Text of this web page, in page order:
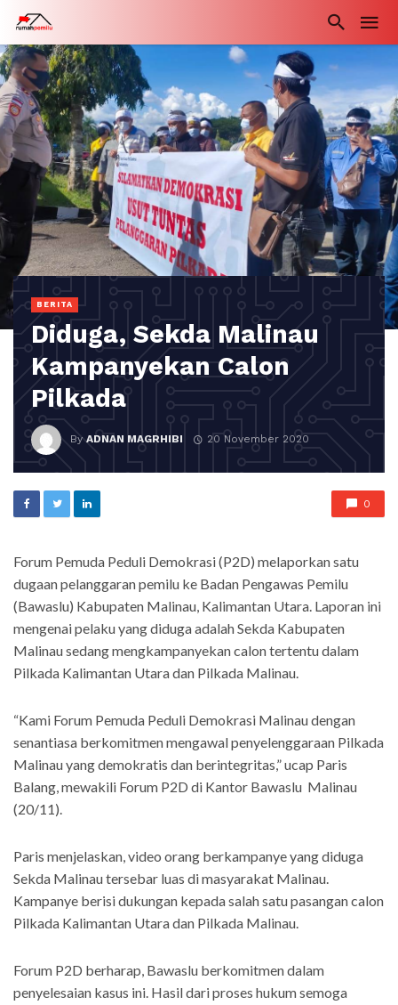
BERITA
Diduga, Sekda Malinau
Kampanyekan Calon
Pilkada
ByADNAN MAGRHIBI 20 November 2020
0
Forum Pemuda Peduli Demokrasi (P2D) melaporkan satu
dugaan pelanggaran pemilu ke Badan Pengawas Pemilu
(Bawaslu) Kabupaten Malinau, Kalimantan Utara. Laporan ini
mengenai pelaku yang diduga adalah Sekda Kabupaten
Malinau sedang mengkampanyekan calon tertentu dalam
Pilkada Kalimantan Utara dan Pilkada Malinau.
“Kami Forum Pemuda Peduli Demokrasi Malinau dengan
senantiasa berkomitmen mengawal penyelenggaraan Pilkada
Malinau yang demokratis dan berintegritas,” ucap Paris
Balang, mewakili Forum P2D di Kantor Bawaslu Malinau
(20/11).
Paris menjelaskan, video orang berkampanye yang diduga
Sekda Malinau tersebar luas di masyarakat Malinau.
Kampanye berisi dukungan kepada salah satu pasangan calon
Pilkada Kalimantan Utara dan Pilkada Malinau.
Forum P2D berharap, Bawaslu berkomitmen dalam
penyelesaian kasus ini. Hasil dari proses hukum semoga